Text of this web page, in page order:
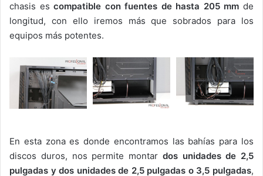
chasis es compatible con fuentes de hasta 205 mm de
longitud, con ello iremos más que sobrados para los
equipos más potentes.
En esta zona es donde encontramos las bahías para los
discos duros, nos permite montar dos unidades de 2,5
pulgadas y dos unidades de 2,5 pulgadas o 3,5 pulgadas,